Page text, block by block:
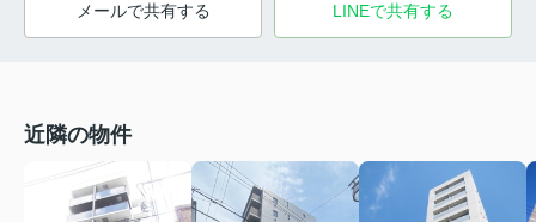
メールで共有する LINEで共有する
近隣の物件